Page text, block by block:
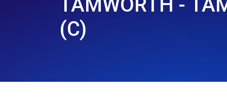
TAMWORTH -
(C)